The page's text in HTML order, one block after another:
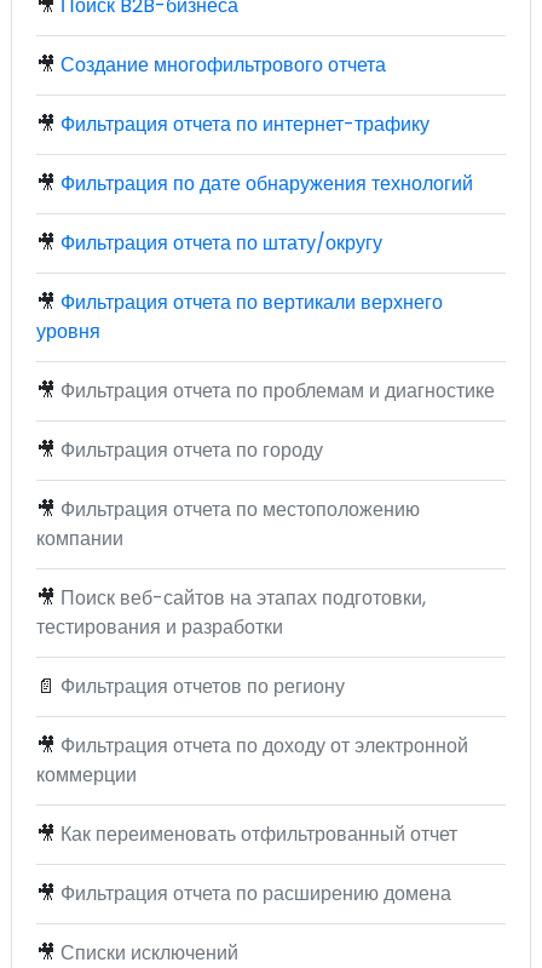
🎥 Создание многофильтрового отчета
🎥 Фильтрация отчета по интернет-трафику
🎥 Фильтрация по дате обнаружения технологий
🎥 Фильтрация отчета по штату/округу
🎥 Фильтрация отчета по вертикали верхнего
уровня
🎥 Фильтрация отчета по проблемам и диагностике
🎥 Фильтрация отчета по городу
🎥 Фильтрация отчета по местоположению
компании
🎥 Поиск веб-сайтов на этапах подготовки,
тестирования и разработки
📄 Фильтрация отчетов по региону
🎥 Фильтрация отчета по доходу от электронной
коммерции
🎥 Как переименовать отфильтрованный отчет
🎥 Фильтрация отчета по расширению домена
🎥 Списки исключений